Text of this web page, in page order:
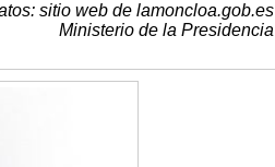
sitio web de lamoncloa.gob.es
Ministerio de la Presidencia